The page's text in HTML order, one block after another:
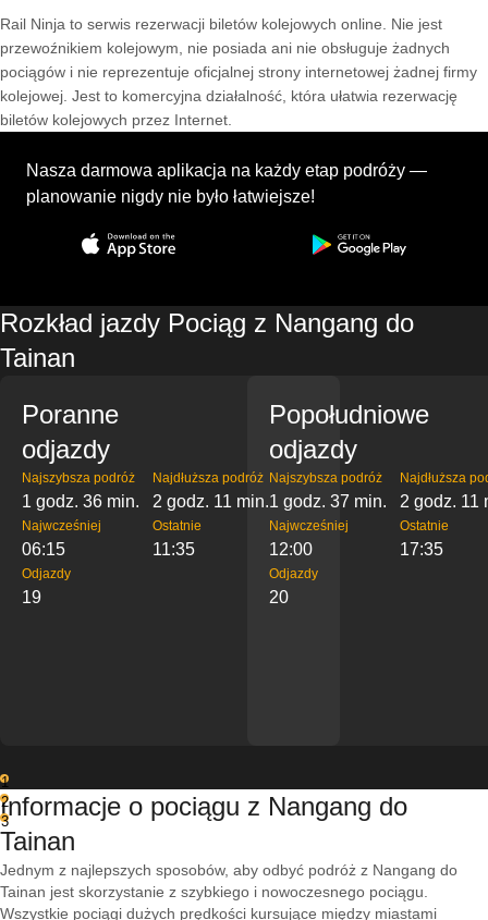
Rail Ninja to serwis rezerwacji biletów kolejowych online. Nie jest
przewoźnikiem kolejowym, nie posiada ani nie obsługuje żadnych
pociągów i nie reprezentuje oficjalnej strony internetowej żadnej firmy
kolejowej. Jest to komercyjna działalność, która ułatwia rezerwację
biletów kolejowych przez Internet.
Nasza darmowa aplikacja na każdy etap podróży —
planowanie nigdy nie było łatwiejsze!
Rozkład jazdy Pociąg z Nangang do
Tainan
Poranne
odjazdy
Najszybsza podróż
1 godz. 36 min.
Najdłuższa podróż
2 godz. 11 min.
Najwcześniej
06:15
Ostatnie
11:35
Odjazdy
19
Popołudniowe
odjazdy
Najszybsza podróż
1 godz. 37 min.
Najdłuższa
2 godz. 11
Najwcześniej
12:00
Ostatnie
17:35
Odjazdy
20
1
2
3
Informacje o pociągu z Nangang do
Tainan
Jednym z najlepszych sposobów, aby odbyć podróż z Nangang do
Tainan jest skorzystanie z szybkiego i nowoczesnego pociągu.
Wszystkie pociągi dużych prędkości kursujące między miastami